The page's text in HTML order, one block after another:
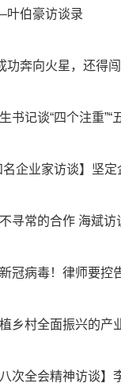
叶伯豪访谈录
功奔向火星，还得闯
书记谈“四个注重”“
名企业家访谈】
寻常的合作 海斌访
冠病毒！律师要控
乡村全面振兴的产
次全会精神访谈